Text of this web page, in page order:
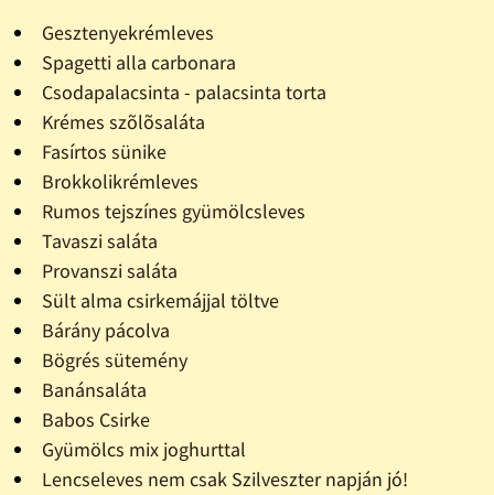
Gesztenyekrémleves
Spagetti alla carbonara
Csodapalacsinta - palacsinta torta
Krémes szõlõsaláta
Fasírtos sünike
Brokkolikrémleves
Rumos tejszínes gyümölcsleves
Tavaszi saláta
Provanszi saláta
Sült alma csirkemájjal töltve
Bárány pácolva
Bögrés sütemény
Banánsaláta
Babos Csirke
Gyümölcs mix joghurttal
Lencseleves nem csak Szilveszter napján jó!